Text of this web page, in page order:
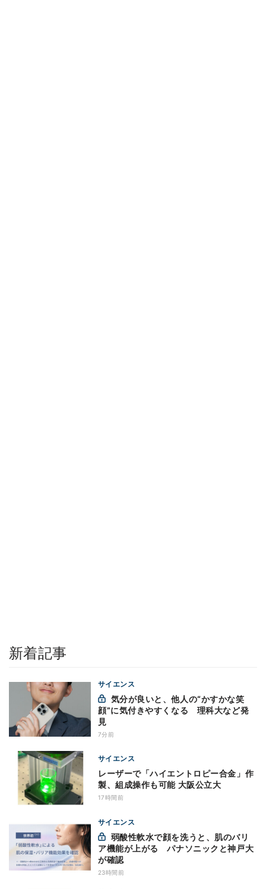
新着記事
サイエンス
顔”に気付きやすくなる 理科大など発
見
7分前
サイエンス
レーザーで「ハイエントロピー合金」作
製、組成操作も可能 大阪公立大
17時間前
サイエンス
ア機能が上がる パナソニックと神戸大
が確認
23時間前